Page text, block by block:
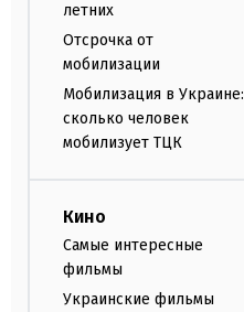
летних
Отсрочка от
мобилизации
Мобилизация в Украине:
сколько человек
мобилизует ТЦК
Кино
Самые интересные
фильмы
Украинские фильмы